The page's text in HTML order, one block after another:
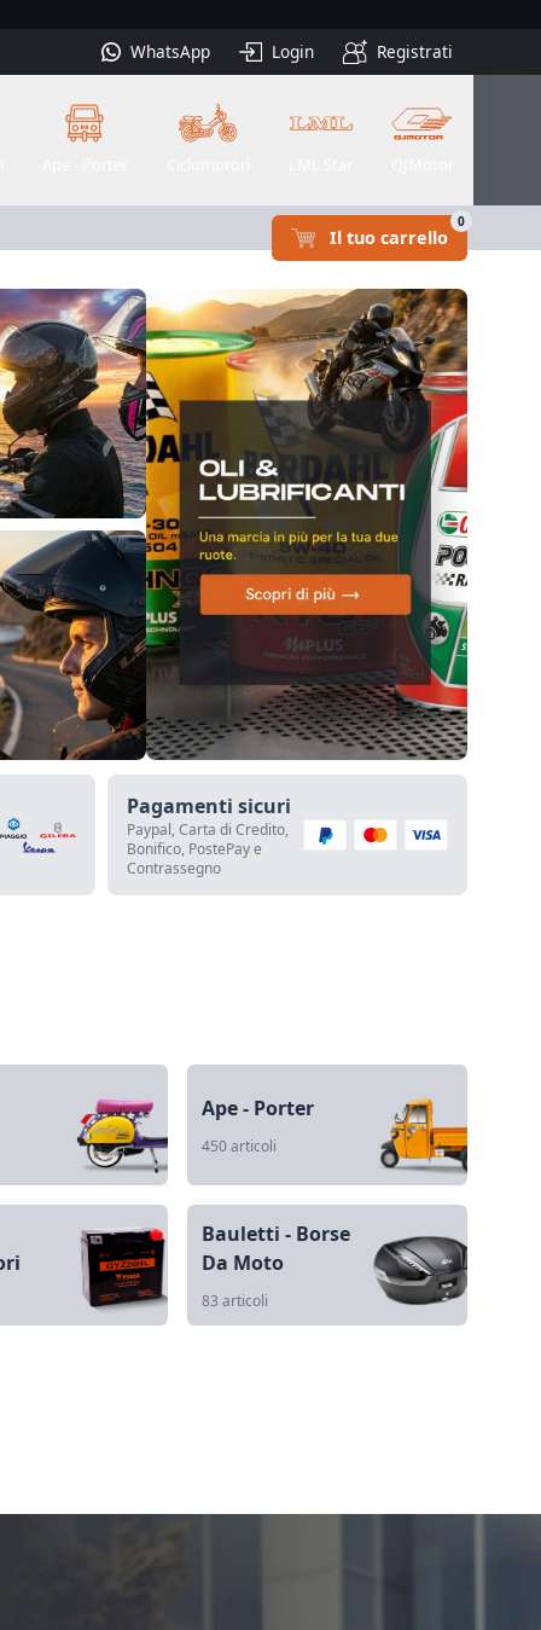
WhatsApp Login Registrati
Il tuo carrello
0
Pagamenti sicuri
Paypal, Carta di Credito,
Bonifico, PostePay e
Contrassegno
Ape - Porter
450 articoli
Bauletti - Borse
Da Moto
83 articoli